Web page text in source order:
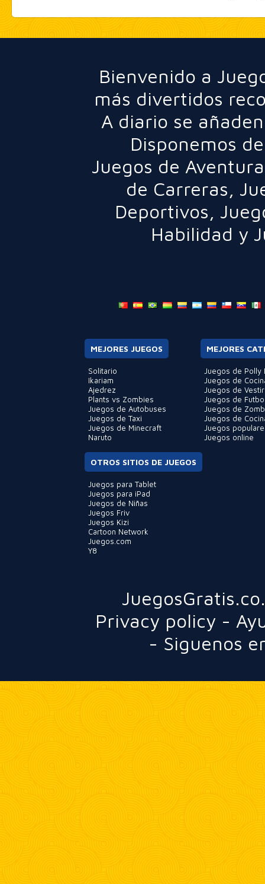
Bienvenido a
más divertidos
A diario se
Disponemos
Juegos de Aventura
de Carreras,
Deportivos,
Habilidad y
MEJORES JUEGOS
Solitario
Ikariam
Ajedrez
Plants vs Zombies
Juegos de Autobuses
Juegos de Taxi
Juegos de Minecraft
Naruto
MEJORES
Juegos de Polly
Juegos de
Juegos de Vestir
Juegos de
Juegos de
Juegos de
Juegos
Juegos online
OTROS SITIOS DE JUEGOS
Juegos para Tablet
Juegos para iPad
Juegos de Niñas
Juegos Friv
Juegos Kizi
Cartoon Network
Juegos.com
Y8
Privacy policy -
- Siguenos